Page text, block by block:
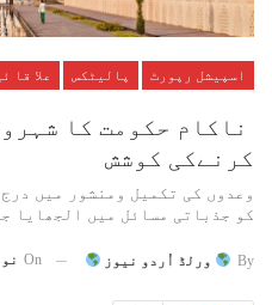
اسپیشل رپورٹ پالیٹکس علا قا
ناکام حکومت کا
کرنےکی کوشش
وعدوں کی تکمیل ومنشور میں
کو جذباتی مسائل میں الجھایا
By ورلڈ اُردو نیوز On